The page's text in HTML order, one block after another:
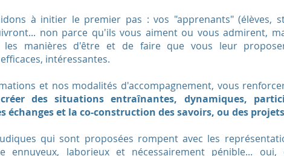
à initier le premier pas : vos "apprenants" (élèves,
non parce qu'ils vous aiment ou vous admirent,
manières d'être et de faire que vous leur
intéressantes.
et nos modalités d'accompagnement, vous
des situations entraînantes, dynamiques,
échanges et la co-construction des savoirs, ou des
qui sont proposées rompent avec les
ennuyeux, laborieux et nécessairement pénible...